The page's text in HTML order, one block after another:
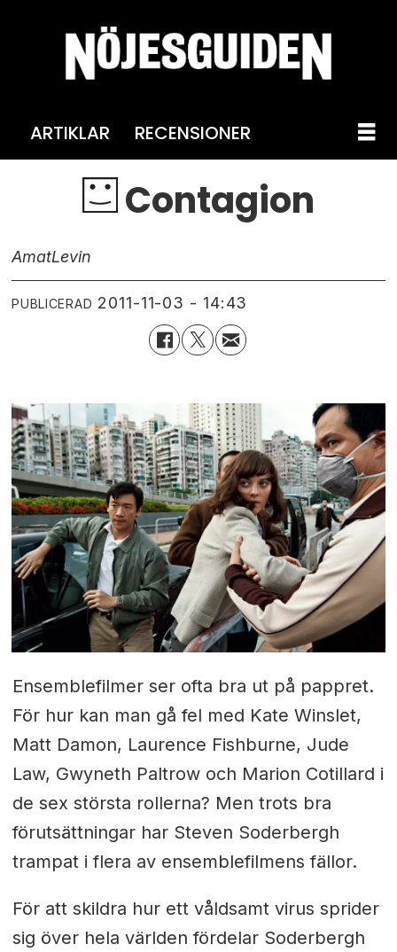
ARTIKLAR RECENSIONER
Contagion
AmatLevin
PUBLICERAD 2011-11-03 - 14:43
Ensemblefilmer ser ofta bra ut på pappret.
För hur kan man gå fel med Kate Winslet,
Matt Damon, Laurence Fishburne, Jude
Law, Gwyneth Paltrow och Marion Cotillard i
de sex största rollerna? Men trots bra
förutsättningar har Steven Soderbergh
trampat i flera av ensemblefilmens fällor.
För att skildra hur ett våldsamt virus sprider
sig över hela världen fördelar Soderbergh